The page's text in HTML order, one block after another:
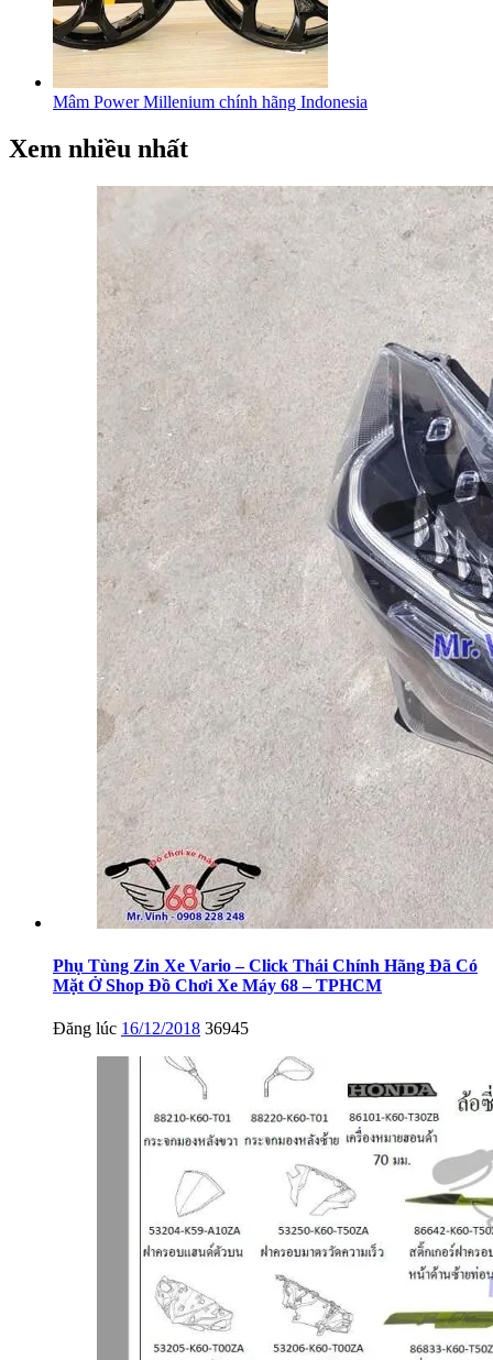
Mâm Power Millenium chính hãng Indonesia
Xem nhiều nhất
Phụ Tùng Zin Xe Vario – Click Thái Chính Hãng Đã Có
Mặt Ở Shop Đồ Chơi Xe Máy 68 – TPHCM
Đăng lúc 16/12/2018 36945